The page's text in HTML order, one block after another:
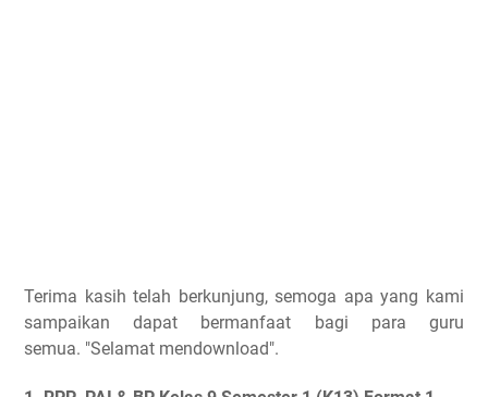
Terima kasih telah berkunjung, semoga apa yang kami
sampaikan dapat bermanfaat bagi para guru
semua. "Selamat mendownload".